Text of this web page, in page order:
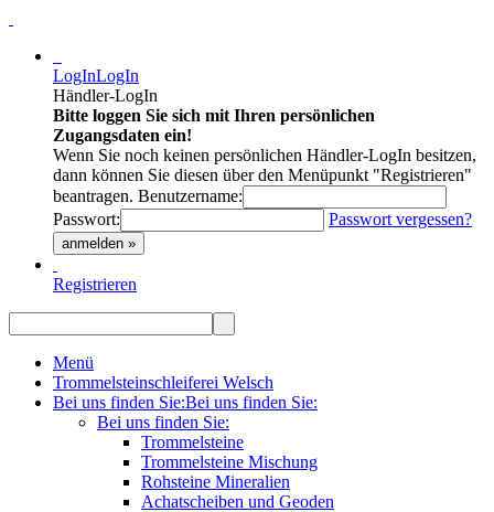
LogInLogIn
Händler-LogIn
Bitte loggen Sie sich mit Ihren persönlichen
Zugangsdaten ein!
Wenn Sie noch keinen persönlichen Händler-LogIn besitzen,
dann können Sie diesen über den Menüpunkt "Registrieren"
beantragen. Benutzername:
Passwort:
Passwort vergessen?
anmelden »
Registrieren
Menü
Trommelsteinschleiferei Welsch
Bei uns finden Sie:Bei uns finden Sie:
Bei uns finden Sie:
Trommelsteine
Trommelsteine Mischung
Rohsteine Mineralien
Achatscheiben und Geoden